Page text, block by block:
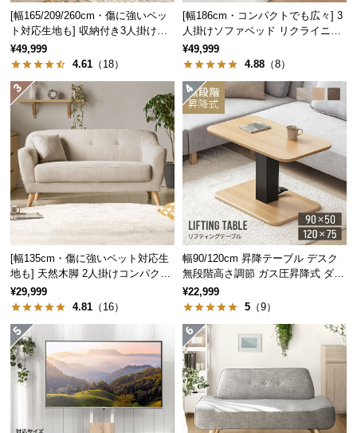
中
型
商
品
の
配
送
に
つ
い
て
型
商
品
の
送
に
つ
[幅165/209/260cm・傷に強いペッ
ト対応生地も] 収納付き3人掛け多
機能ソファ
¥49,999
4.61 （18）
[幅186cm・コンパクトでも広々] 3
人掛けソファベッド リクライニン
グ 天然木フレーム 北欧
¥49,999
4.88 （8）
[幅135cm・傷に強いペット対応生
地も] 天然木脚 2人掛けコンパクト
ソファ 北欧風
¥29,999
4.81 （16）
幅90/120cm 昇降テーブル デスク
無段階高さ調節 ガス圧昇降式 ダイ
ニング 高さ55~70cm
¥22,999
5 （9）